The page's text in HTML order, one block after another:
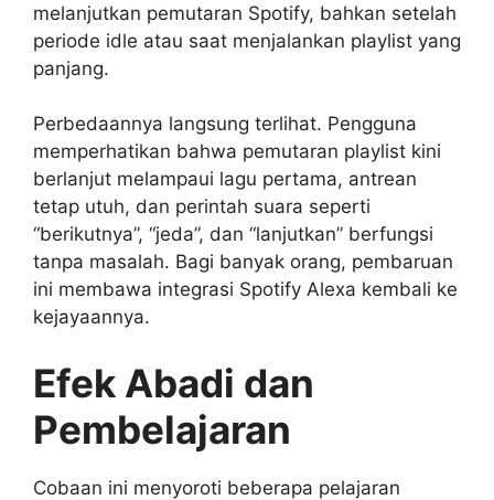
melanjutkan pemutaran Spotify, bahkan setelah
periode idle atau saat menjalankan playlist yang
panjang.
Perbedaannya langsung terlihat. Pengguna
memperhatikan bahwa pemutaran playlist kini
berlanjut melampaui lagu pertama, antrean
tetap utuh, dan perintah suara seperti
“berikutnya”, “jeda”, dan “lanjutkan” berfungsi
tanpa masalah. Bagi banyak orang, pembaruan
ini membawa integrasi Spotify Alexa kembali ke
kejayaannya.
Efek Abadi dan
Pembelajaran
Cobaan ini menyoroti beberapa pelajaran